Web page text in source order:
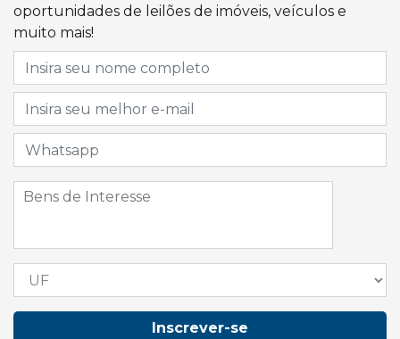
oportunidades de leilões de imóveis, veículos e
muito mais!
Inscrever-se